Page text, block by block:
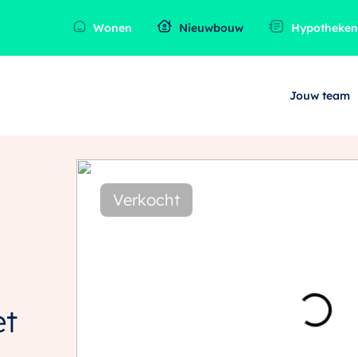
Wonen Nieuwbouw Hypotheken
Jouw team
Verkocht